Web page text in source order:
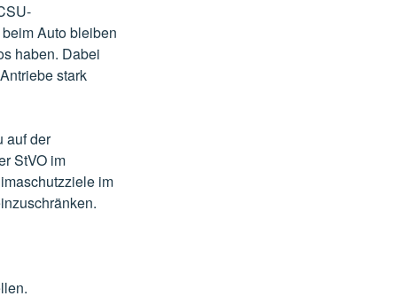
Auto bleiben
haben. Dabei
stark
auf der
StVO im
im